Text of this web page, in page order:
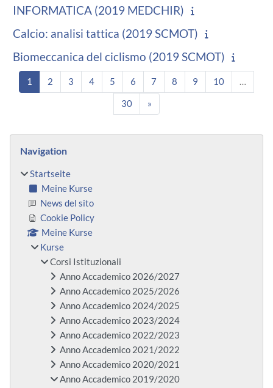
INFORMATICA (2019 MEDCHIR)
Calcio: analisi tattica (2019 SCMOT)
Biomeccanica del ciclismo (2019 SCMOT)
1 Seite 1
2 Seite 2
3 Seite 3
4Seite 4
5 Seite 5
6 Seite 6
7 Seite 7
8 Seite 8
9 Seite 9
10Seite 10
…
30Seite 30
»Nächste Seite
Blöcke
Navigation
Startseite
Meine Kurse
News del sito
Cookie Policy
Meine Kurse
Kurse
Corsi Istituzionali
Anno Accademico 2026/2027
Anno Accademico 2025/2026
Anno Accademico 2024/2025
Anno Accademico 2023/2024
Anno Accademico 2022/2023
Anno Accademico 2021/2022
Anno Accademico 2020/2021
Anno Accademico 2019/2020